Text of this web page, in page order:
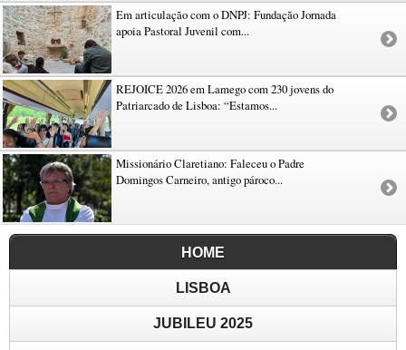
Em articulação com o DNPJ: Fundação Jornada
apoia Pastoral Juvenil com...
REJOICE 2026 em Lamego com 230 jovens do
Patriarcado de Lisboa: “Estamos...
Missionário Claretiano: Faleceu o Padre
Domingos Carneiro, antigo pároco...
HOME
LISBOA
JUBILEU 2025